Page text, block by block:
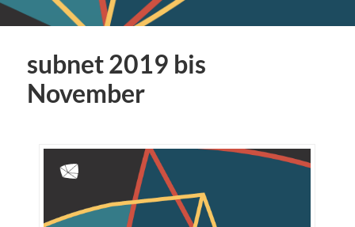
subnet 2019 bis
November